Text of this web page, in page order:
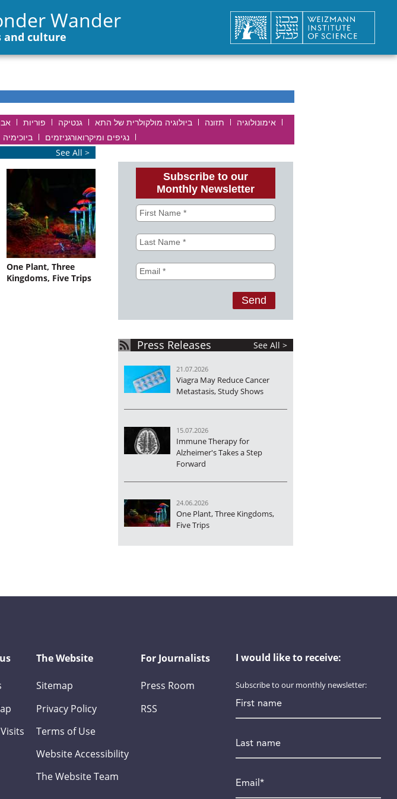
Wander
and culture
פוריות גנטיקה ביולוגיה מולקולרית של התא תזונה
אימונולוגיה
ביוכימיה נגיפים ומיקרואורגניזמים
See All >
One Plant, Three
Kingdoms, Five Trips
Press Releases See All >
21.07.2026
Viagra May Reduce Cancer
Metastasis, Study Shows
15.07.2026
Immune Therapy for
Alzheimer's Takes a Step
Forward
24.06.2026
One Plant, Three Kingdoms,
Five Trips
The Website
Sitemap
Privacy Policy
Terms of Use
Website Accessibility
The Website Team
For Journalists
Press Room
RSS
I would like to receive:
Subscribe to our monthly newsletter:
*